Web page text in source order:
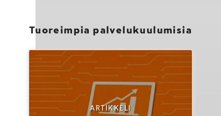
Tuoreimpia palvelukuulumisia
ARTIKKELI